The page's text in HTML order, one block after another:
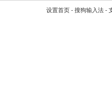
设置首页 - 搜狗输入法 -